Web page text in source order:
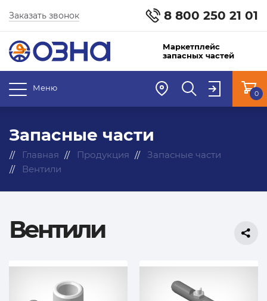
8 800 250 21 01
Заказать звонок
Маркетплейс
запасных частей
Меню
0
Запасные части
Главная Продукция
Запасные части
Вентили
Вентили